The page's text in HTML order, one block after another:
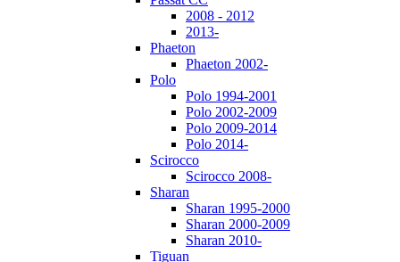
2008 - 2012
2013-
Phaeton
Phaeton 2002-
Polo
Polo 1994-2001
Polo 2002-2009
Polo 2009-2014
Polo 2014-
Scirocco
Scirocco 2008-
Sharan
Sharan 1995-2000
Sharan 2000-2009
Sharan 2010-
Tiguan